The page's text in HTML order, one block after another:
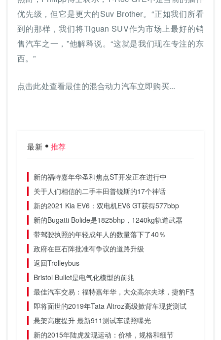
优先级，但它是更大的Suv Brother。“正如我们所看
到的那样，我们将Tiguan SUV作为市场上最好的销
售汽车之一，”他解释说。“这就是我们现在专注的东
西。”
点击此处查看最佳的混合动力汽车立即购买...
最新 推荐
新的福特嘉年华圣和焦点ST开发正在进行中
关于人们相信的二手丰田普锐斯的17个神话
新的2021 Kia EV6：双电机EV6 GT获得577bbp
新的Bugatti Bolide是1825bhp，1240kg轨道武器
带驾驶执照的年轻成年人的数量落下了40％
政府在巨石阵批准有争议的道路升级
返回Trolleybus
Bristol Bullet是电气化模型的前兆
最佳汽车交易：福特嘉年华，大众高尔夫球，捷豹F型，达
即将面世的2019年Tata Altroz高级掀背车现货测试
悬架高度提升 最新911测试车谍照曝光
新的2015年陆虎发现运动：价格，规格和细节